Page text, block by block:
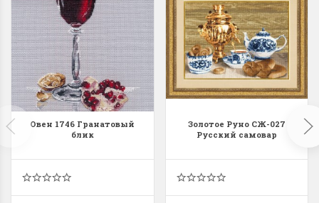
Dimensions 35231
Willow Swan
(Ива-лебедь)
Хороший набор
Отличный набор, канва,
нитки и схема, всё в
1 апреля 2026 14:55
13648USA
Bear and
(Белый
с
Красивый
комплектация
Овен 1746 Гранатовый
блик
Золотое Руно СЖ-027
Русский самовар